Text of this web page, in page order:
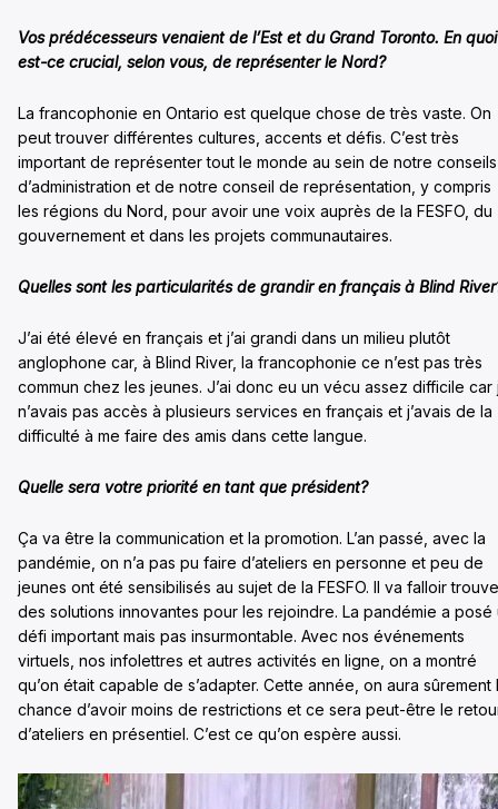
Vosprédécesseurs venaient de l’Est et du Grand Toronto. En quoi
est-ce crucial, selon vous, de représenter le Nord?
La francophonie en Ontario est quelque chose de très vaste. On
peut trouver différentes cultures, accents et défis. C’est très
important de représenter tout le monde au sein de notre conseils
d’administration et de notre conseil de représentation, y compris
les régions du Nord, pour avoir une voix auprès de la FESFO, du
gouvernement et dans les projets communautaires.
Quelles sont les particularités de grandir en français à Blind
J’ai été élevé en français et j’ai grandi dans un milieu plutôt
anglophone car, à Blind River, la francophonie ce n’est pas très
commun chez les jeunes. J’ai donc eu un vécu assez difficile car
n’avais pas accès à plusieurs services en français et j’avais de la
difficulté à me faire des amis dans cette langue.
Quelle sera votre priorité en tant que président?
Ça va être la communication et la promotion. L’an passé, avec la
pandémie, on n’a pas pu faire d’ateliers en personne et peu de
jeunes ont été sensibilisés au sujet de la FESFO. Il va falloir
des solutions innovantes pour les rejoindre. La pandémie a posé
défi important mais pas insurmontable. Avec nos événements
virtuels, nos infolettres et autres activités en ligne, on a montré
qu’on était capable de s’adapter. Cette année, on aura sûrement
chance d’avoir moins de restrictions et ce sera peut-être le
d’ateliers en présentiel. C’est ce qu’on espère aussi.